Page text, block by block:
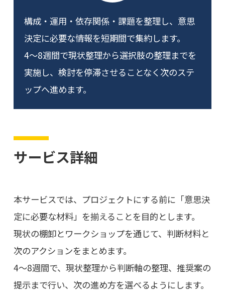
構成・運用・依存関係・課題を整理し、意思
決定に必要な情報を短期間で集約します。
4〜8週間で現状整理から選択肢の整理までを
実施し、検討を停滞させることなく次のステ
ップへ進めます。
サービス詳細
本サービスでは、プロジェクトにする前に「意思決
定に必要な材料」を揃えることを目的とします。
現状の棚卸とワークショップを通じて、判断材料と
次のアクションをまとめます。
4〜8週間で、現状整理から判断軸の整理、推奨案の
提示まで行い、次の進め方を選べるようにします。